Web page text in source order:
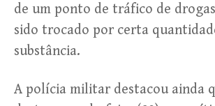
de um ponto de tráfico de
sido trocado por certa
substância.
A polícia militar destacou ainda